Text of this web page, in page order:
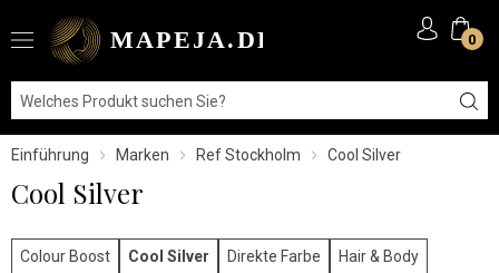
0
Einführung Marken Ref Stockholm Cool Silver
Cool Silver
Colour Boost Cool Silver Direkte Farbe
Hair & Body